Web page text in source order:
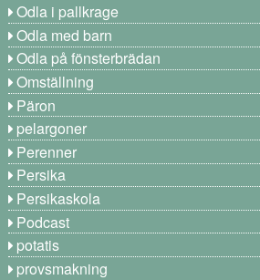
Odla i pallkrage
Odla med barn
Odla på fönsterbrädan
Omställning
Päron
pelargoner
Perenner
Persika
Persikaskola
Podcast
potatis
provsmakning